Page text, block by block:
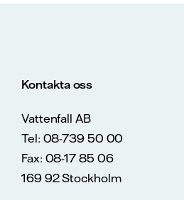
Kontakta oss
Vattenfall AB
Tel: 08-739 50 00
Fax: 08-17 85 06
169 92 Stockholm